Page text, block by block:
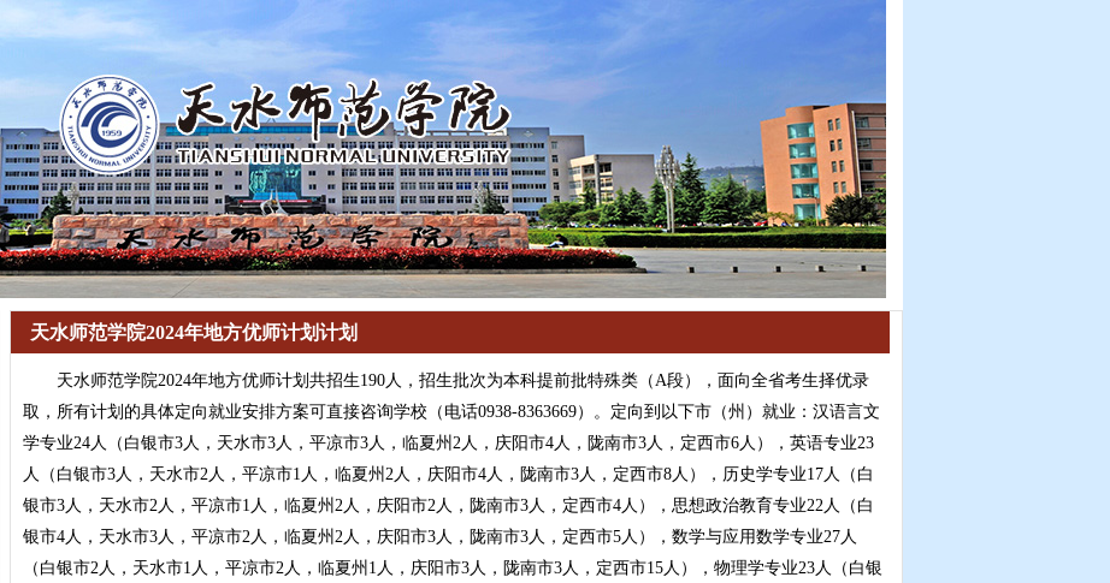
天水师范学院2024年地方优师计划计划
天水师范学院2024年地方优师计划共招生190人，招生批次为本科提前批特殊类（A段），面向全省考生择优录
取，所有计划的具体定向就业安排方案可直接咨询学校（电话0938-8363669）。定向到以下市（州）就业：汉语言文
学专业24人（白银市3人，天水市3人，平凉市3人，临夏州2人，庆阳市4人，陇南市3人，定西市6人），英语专业23
人（白银市3人，天水市2人，平凉市1人，临夏州2人，庆阳市4人，陇南市3人，定西市8人），历史学专业17人（白
银市3人，天水市2人，平凉市1人，临夏州2人，庆阳市2人，陇南市3人，定西市4人），思想政治教育专业22人（白
银市4人，天水市3人，平凉市2人，临夏州2人，庆阳市3人，陇南市3人，定西市5人），数学与应用数学专业27人
（白银市2人，天水市1人，平凉市2人，临夏州1人，庆阳市3人，陇南市3人，定西市15人），物理学专业23人（白银